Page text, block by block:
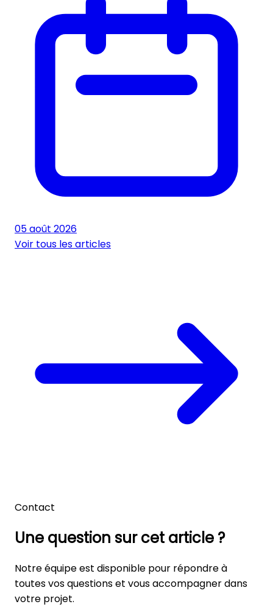
05 août 2026
Voir tous les articles
Contact
Une question sur cet article ?
Notre équipe est disponible pour répondre à
toutes vos questions et vous accompagner dans
votre projet.